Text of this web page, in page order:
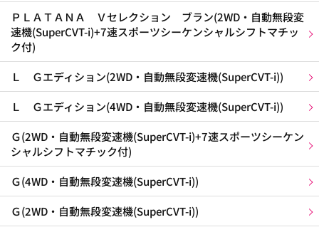
ＰＬＡＴＡＮＡ Ｖセレクション ブラン(2WD・自動無段変
速機(SuperCVT-i)+7速スポーツシーケンシャルシフトマチッ
ク付)
Ｌ Ｇエディション(2WD・自動無段変速機(SuperCVT-i))
Ｌ Ｇエディション(4WD・自動無段変速機(SuperCVT-i))
Ｇ(2WD・自動無段変速機(SuperCVT-i)+7速スポーツシーケン
シャルシフトマチック付)
Ｇ(4WD・自動無段変速機(SuperCVT-i))
Ｇ(2WD・自動無段変速機(SuperCVT-i))